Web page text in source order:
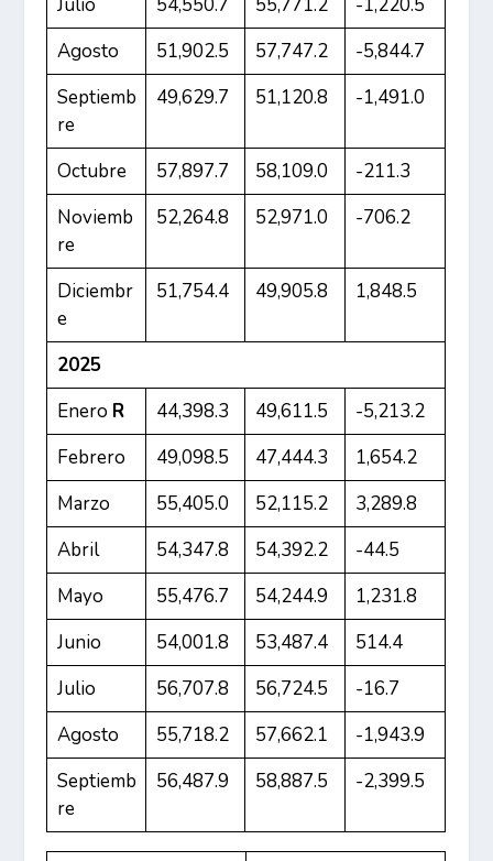
Julio 54,550.7 55,771.2
-1,220.5
Agosto
51,902.5 57,747.2
-5,844.7
Septiemb
re
49,629.7 51,120.8 -1,491.0
Octubre 57,897.7 58,109.0
-211.3
Noviemb
re
52,264.8 52,971.0 -706.2
Diciembr
e
51,754.4 49,905.8 1,848.5
2025
Enero R 44,398.3 49,611.5
-5,213.2
Febrero
49,098.5 47,444.3
1,654.2
Marzo
55,405.0 52,115.2
3,289.8
Abril
54,347.8 54,392.2
-44.5
Mayo
55,476.7 54,244.9
1,231.8
Junio
54,001.8 53,487.4
514.4
Julio
56,707.8 56,724.5
-16.7
Agosto
55,718.2 57,662.1
-1,943.9
Septiemb
re
56,487.9 58,887.5 -2,399.5